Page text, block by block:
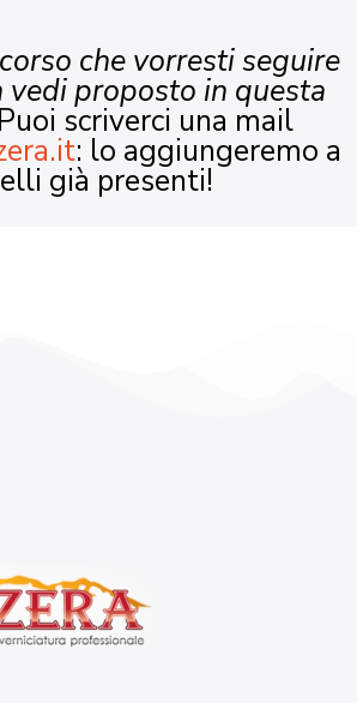
che vorresti seguire
vedi proposto in questa
scriverci una mail
: lo aggiungeremo a
già presenti!